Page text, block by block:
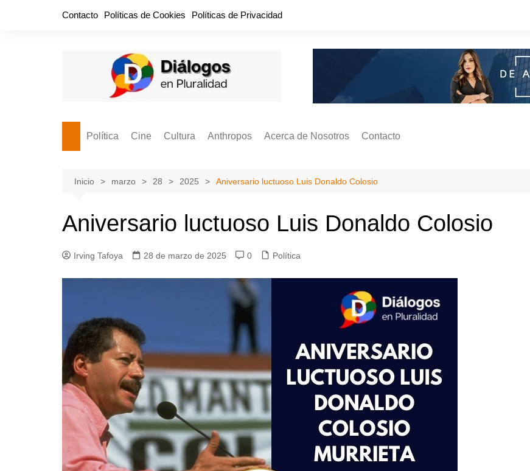
Contacto Políticas de Cookies Políticas de Privacidad
Política
Cabos Sueltos
Disruptor
El Cardenche
Guerra de Encuestas
Sin rodeos
Valor Público
Cine
FILMOGRAFÍAS
Cultura
Crónica
Libros
Música
Poesía
Anthropos
Estadística
Hemeródromo
La vida Breve
Pedagogía Jurídica
REFLEXIONES
Tilde y tinta
Ya regresé
Acerca de Nosotros Contacto
Inicio marzo 28 2025 Aniversario luctuoso Luis Donaldo Colosio
Aniversario luctuoso Luis Donaldo Colosio
Irving Tafoya 28 de marzo de 2025 0 Política